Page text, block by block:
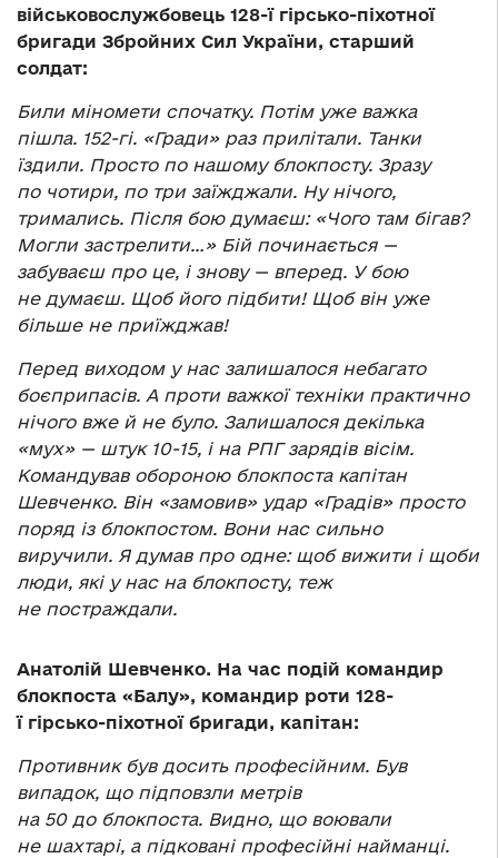
військовослужбовець 128-ї гірсько-піхотної
бригади Збройних Сил України, старший
солдат:
Били міномети спочатку. Потім уже важка
пішла. 152-гі. «Гради» раз прилітали. Танки
їздили. Просто по нашому блокпосту. Зразу
по чотири, по три заїжджали. Ну нічого,
тримались. Після бою думаєш: «Чого там бігав?
Могли застрелити…» Бій починається —
забуваєш про це, і знову — вперед. У бою
не думаєш. Щоб його підбити! Щоб він уже
більше не приїжджав!
Перед виходом у нас залишалося небагато
боєприпасів. А проти важкої техніки практично
нічого вже й не було. Залишалося декілька
«мух» — штук 10-15, і на РПГ зарядів вісім.
Командував обороною блокпоста капітан
Шевченко. Він «замовив» удар «Градів» просто
поряд із блокпостом. Вони нас сильно
виручили. Я думав про одне: щоб вижити і щоби
люди, які у нас на блокпосту, теж
не постраждали.
Анатолій Шевченко. На час подій командир
блокпоста «Балу», командир роти 128-
ї гірсько-піхотної бригади, капітан:
Противник був досить професійним. Був
випадок, що підповзли метрів
на 50 до блокпоста. Видно, що воювали
не шахтарі, а підковані професійні найманці.